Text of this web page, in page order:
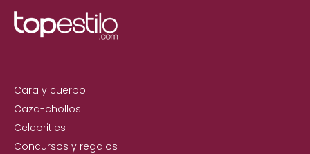
Cara y cuerpo
Caza-chollos
Celebrities
Concursos y regalos